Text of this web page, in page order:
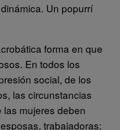
Un popurrí
forma en que
En todos los
social, de los
las circunstancias
mujeres deben
trabajadoras;